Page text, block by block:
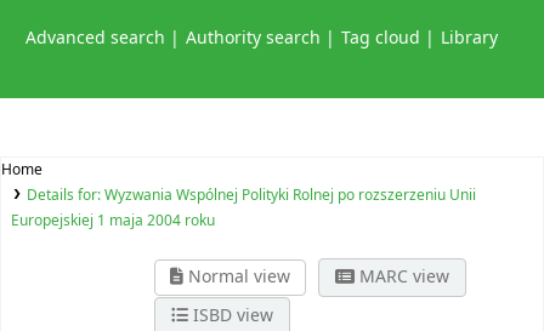
Advanced search Authority search Tag cloud Library
Home
Details for:Wyzwania Wspólnej Polityki Rolnej po rozszerzeniu Unii
Europejskiej 1 maja 2004 roku
Normal view
MARC view
ISBD view